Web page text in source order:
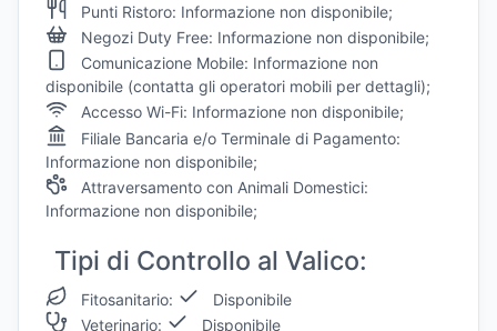
Punti Ristoro: Informazione non disponibile;
Negozi Duty Free: Informazione non disponibile;
Comunicazione Mobile: Informazione non
disponibile (contatta gli operatori mobili per dettagli);
Accesso Wi-Fi: Informazione non disponibile;
Filiale Bancaria e/o Terminale di Pagamento:
Informazione non disponibile;
Attraversamento con Animali Domestici:
Informazione non disponibile;
Tipi di Controllo al Valico:
Fitosanitario:
Disponibile
Veterinario:
Disponibile